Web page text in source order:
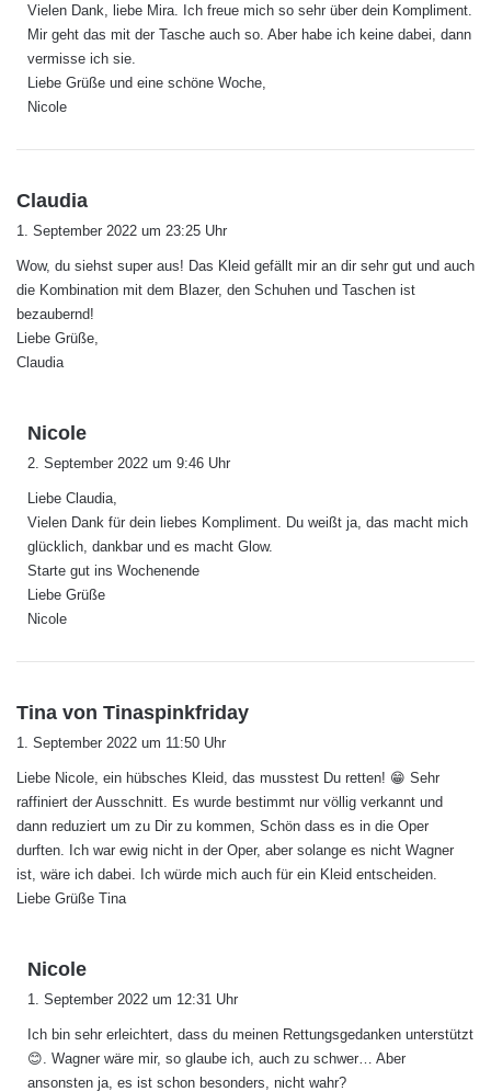
t
:
Vielen Dank, liebe Mira. Ich freue mich so sehr über dein Kompliment.
Mir geht das mit der Tasche auch so. Aber habe ich keine dabei, dann
vermisse ich sie.
Liebe Grüße und eine schöne Woche,
Nicole
Claudia
t
:
1. September 2022 um 23:25 Uhr
Wow, du siehst super aus! Das Kleid gefällt mir an dir sehr gut und auch
die Kombination mit dem Blazer, den Schuhen und Taschen ist
bezaubernd!
Liebe Grüße,
Claudia
Nicole
t
:
2. September 2022 um 9:46 Uhr
Liebe Claudia,
Vielen Dank für dein liebes Kompliment. Du weißt ja, das macht mich
glücklich, dankbar und es macht Glow.
Starte gut ins Wochenende
Liebe Grüße
Nicole
Tina von Tinaspinkfriday
t
:
1. September 2022 um 11:50 Uhr
Liebe Nicole, ein hübsches Kleid, das musstest Du retten! 😁 Sehr
raffiniert der Ausschnitt. Es wurde bestimmt nur völlig verkannt und
dann reduziert um zu Dir zu kommen, Schön dass es in die Oper
durften. Ich war ewig nicht in der Oper, aber solange es nicht Wagner
ist, wäre ich dabei. Ich würde mich auch für ein Kleid entscheiden.
Liebe Grüße Tina
Nicole
t
:
1. September 2022 um 12:31 Uhr
Ich bin sehr erleichtert, dass du meinen Rettungsgedanken unterstützt
😊. Wagner wäre mir, so glaube ich, auch zu schwer… Aber
ansonsten ja, es ist schon besonders, nicht wahr?